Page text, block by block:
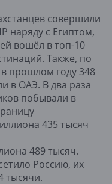
совершили
наряду с Египтом,
вошёл в топ-10
Также, по
прошлом году 348
в ОАЭ. В два раза
побывали в
435 тысяч
489 тысяч.
Россию, их
тысячи.